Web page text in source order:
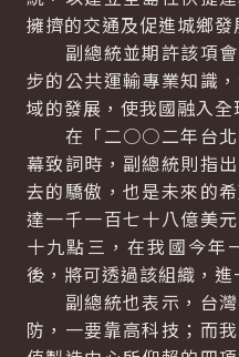
擁擠的交通及促進城鄉發
副總統並期許該項會
步的公共運輸專業知識
域的發展，使我國融入全
在「二○○二年台北
幕致詞時，副總統則指
去的驕傲，也是未來的
達一千一百七十八億美
十九點三，在我國今年
後，將可透過該組織，進
副總統也表示，台灣
防，一要靠高科技；而